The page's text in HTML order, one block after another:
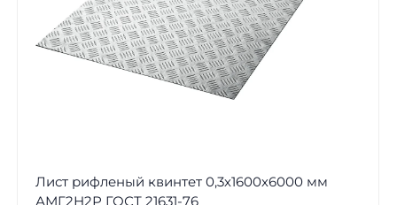
Лист рифленый квинтет 0,3х1600х6000 мм
АМГ2Н2Р ГОСТ 21631-76